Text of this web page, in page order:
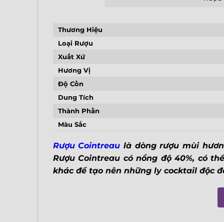
Thương Hiệu
Loại Rượu
Xuất Xứ
Hương Vị
Độ Cồn
Dung Tích
Thành Phần
Màu Sắc
Rượu Cointreau là dòng rượu mùi
Rượu Cointreau có nồng độ 40%, có
khác để tạo nên những ly cocktail độc